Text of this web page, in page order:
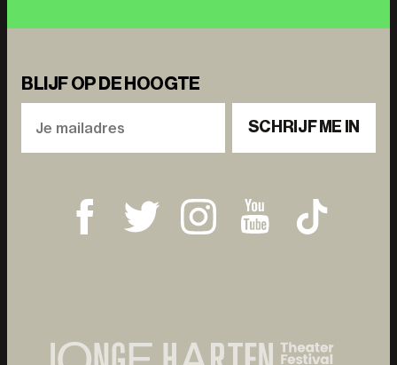
BLIJF OP DE HOOGTE
SCHRIJF ME IN